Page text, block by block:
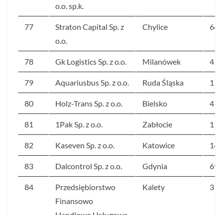
o.o. sp.k.
77
Straton Capital Sp. z
o.o.
Chylice 648
78 Gk Logistics Sp. z o.o. Milanówek 4
79 Aquariusbus Sp. z o.o. Ruda Śląska 1
80 Holz-Trans Sp. z o.o. Bielsko 4
81 1Pak Sp. z o.o. Zabłocie 1
82 Kaseven Sp. z o.o. Katowice 149
83 Dalcontrol Sp. z o.o. Gdynia 691
84
Przedsiębiorstwo
Finansowo
Kalety 317